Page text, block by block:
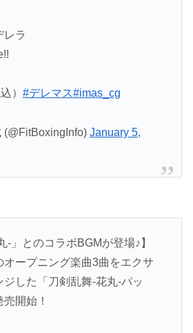
レラ
） #デレマス#imas_cg
January 5,
-」とのコラボBGMが登場♪】
オープニング楽曲3曲をエクサ
した「刀剣乱舞-花丸-パッ
開始！